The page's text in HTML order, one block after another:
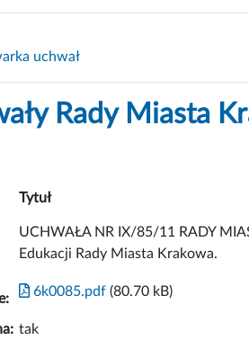
uchwał
Rady Miasta
Tytuł
UCHWAŁA NR IX/85/11 RADY
Edukacji Rady Miasta Krakowa.
6k0085.pdf (80.70 kB)
tak